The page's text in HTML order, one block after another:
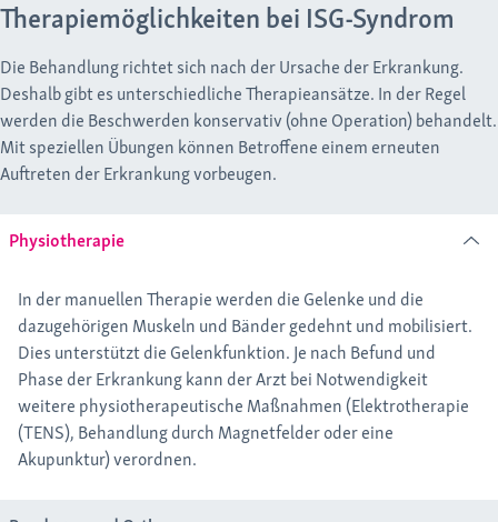
Insuffizienzbruch bei Osteoporose
Therapiemöglichkeiten bei ISG-Syndrom
Die Behandlung richtet sich nach der Ursache der Erkrankung.
Deshalb gibt es unterschiedliche Therapieansätze. In der Regel
werden die Beschwerden konservativ (ohne Operation) behandelt.
Mit speziellen Übungen können Betroffene einem erneuten
Auftreten der Erkrankung vorbeugen.
Physiotherapie
In der manuellen Therapie werden die Gelenke und die
dazugehörigen Muskeln und Bänder gedehnt und mobilisiert.
Dies unterstützt die Gelenkfunktion. Je nach Befund und
Phase der Erkrankung kann der Arzt bei Notwendigkeit
weitere physiotherapeutische Maßnahmen (Elektrotherapie
(TENS), Behandlung durch Magnetfelder oder eine
Akupunktur) verordnen.